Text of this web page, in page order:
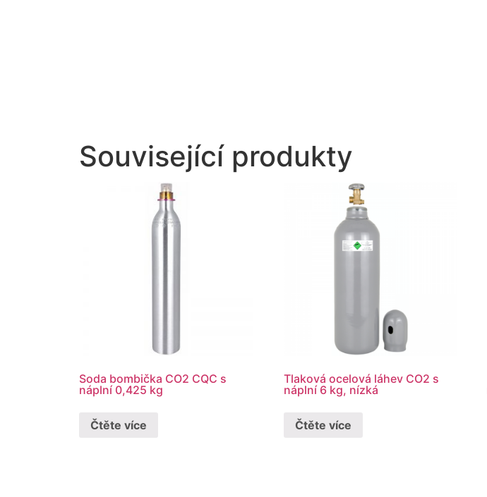
Související produkty
Soda bombička CO2 CQC s
náplní 0,425 kg
Čtěte více
Tlaková ocelová láhev CO2 s
náplní 6 kg, nízká
Čtěte více